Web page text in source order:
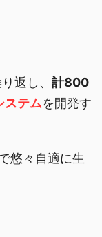
返し、 計800
ステムを開発す
悠々自適に生